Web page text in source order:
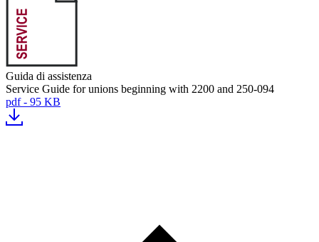
Guida di assistenza
Service Guide for unions beginning with 2200 and 250-094
pdf - 95 KB